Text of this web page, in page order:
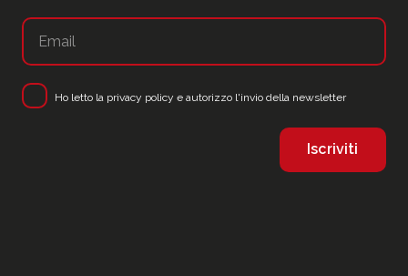
Ho letto la privacy policy e autorizzo l'invio della newsletter